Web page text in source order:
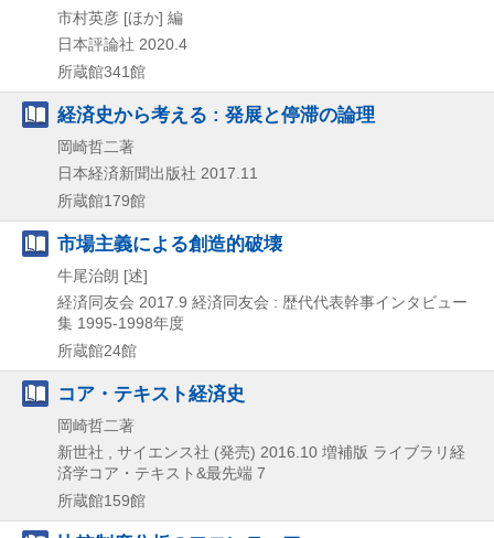
市村英彦 [ほか] 編
日本評論社 2020.4
所蔵館341館
経済史から考える : 発展と停滞の論理
岡崎哲二著
日本経済新聞出版社 2017.11
所蔵館179館
市場主義による創造的破壊
牛尾治朗 [述]
経済同友会 2017.9 経済同友会 : 歴代代表幹事インタビュー
集 1995-1998年度
所蔵館24館
コア・テキスト経済史
岡崎哲二著
新世社 , サイエンス社 (発売) 2016.10 増補版 ライブラリ経
済学コア・テキスト&最先端 7
所蔵館159館